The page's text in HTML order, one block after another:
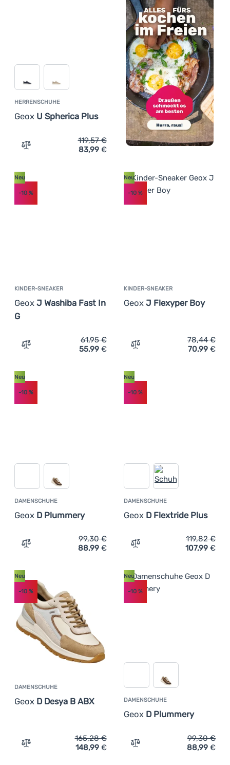
HERRENSCHUHE
Geox U Spherica Plus
Zum Vergleich 'Herrenschuhe Geox U Spherica Plus'
119,57€
83,99 €
KINDER-SNEAKER
Geox J Washiba Fast In
G
Neu
-10 %
Zum Vergleich 'Kinder-Sneaker Geox J Washiba Fast In
61,95€
55,99 €
KINDER-SNEAKER
Geox J Flexyper Boy
Neu
-10%
Zum Vergleich 'Kinder-
78,44€
70,99 €
DAMENSCHUHE
Geox D Plummery
Neu
-10 %
Zum Vergleich 'Damenschuhe Geox D Plummery'
99,30€
88,99 €
DAMENSCHUHE
Geox D Flextride Plus
Neu
-10%
Zum Vergleich
119,82€
107,99 €
DAMENSCHUHE
Geox D Desya B ABX
Neu
-10 %
Zum Vergleich 'Damenschuhe Geox D Desya B ABX'
165,28€
148,99 €
DAMENSCHUHE
Geox D Plummery
Neu
-10%
Zum Vergleich
99,30€
88,99 €